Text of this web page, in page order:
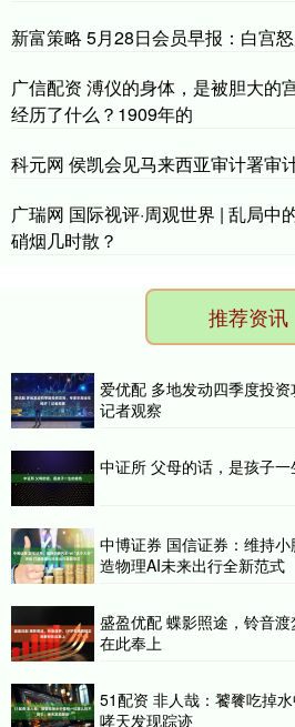
新富策略 5月28日会员早报：白宫
广信配资 溥仪的身体，是被胆大的
经历了什么？1909年的
科元网 侯凯会见马来西亚审计署审
广瑞网 国际视评·周观世界 | 乱局中
硝烟几时散？
推荐资讯
爱优配 多地发动四季度投
记者观察
中证所 父母的话，是孩子
中博证券 国信证券：维持
造物理AI未来出行全新范式
盛盈优配 蝶影照途，铃音
在此奉上
51配资 非人哉：饕餮吃掉
哮天发现踪迹